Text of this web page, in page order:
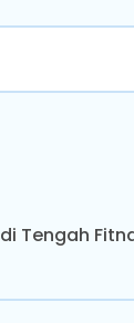
Tengah